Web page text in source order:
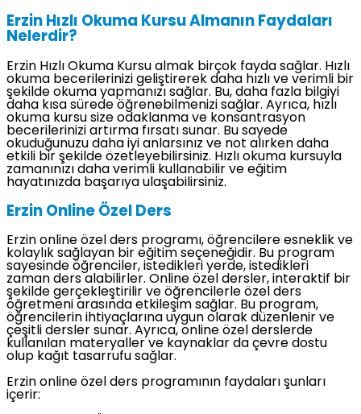
Erzin Hızlı Okuma Kursu Almanın Faydaları
Nelerdir?
Erzin Hızlı Okuma Kursu almak birçok fayda sağlar. Hızlı
okuma becerilerinizi geliştirerek daha hızlı ve verimli bir
şekilde okuma yapmanızı sağlar. Bu, daha fazla bilgiyi
daha kısa sürede öğrenebilmenizi sağlar. Ayrıca, hızlı
okuma kursu size odaklanma ve konsantrasyon
becerilerinizi artırma fırsatı sunar. Bu sayede
okuduğunuzu daha iyi anlarsınız ve not alırken daha
etkili bir şekilde özetleyebilirsiniz. Hızlı okuma kursuyla
zamanınızı daha verimli kullanabilir ve eğitim
hayatınızda başarıya ulaşabilirsiniz.
Erzin Online Özel Ders
Erzin online özel ders programı, öğrencilere esneklik ve
kolaylık sağlayan bir eğitim seçeneğidir. Bu program
sayesinde öğrenciler, istedikleri yerde, istedikleri
zaman ders alabilirler. Online özel dersler, interaktif bir
şekilde gerçekleştirilir ve öğrencilerle özel ders
öğretmeni arasında etkileşim sağlar. Bu program,
öğrencilerin ihtiyaçlarına uygun olarak düzenlenir ve
çeşitli dersler sunar. Ayrıca, online özel derslerde
kullanılan materyaller ve kaynaklar da çevre dostu
olup kağıt tasarrufu sağlar.
Erzin online özel ders programının faydaları şunları
içerir: